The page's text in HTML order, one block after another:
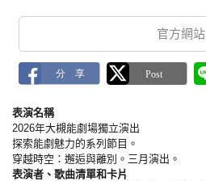
官方網站
表演名稱
2026年大槻能劇場獨立演出
探索能劇魅力的系列節目。
穿越時空：邂逅與離別。三月演出。
表演者、歌曲清單和卡片